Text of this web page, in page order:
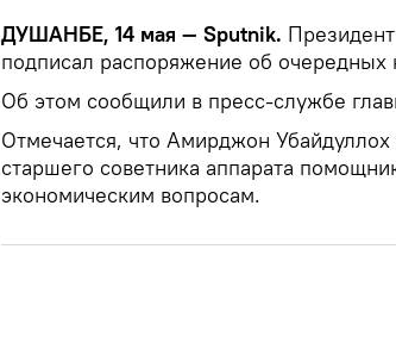
ДУШАНБЕ, 14 мая — Sputnik.
подписал распоряжение об очередных
Об этом сообщили в пресс-службе
Отмечается, что Амирджон
старшего советника аппарата
экономическим вопросам.